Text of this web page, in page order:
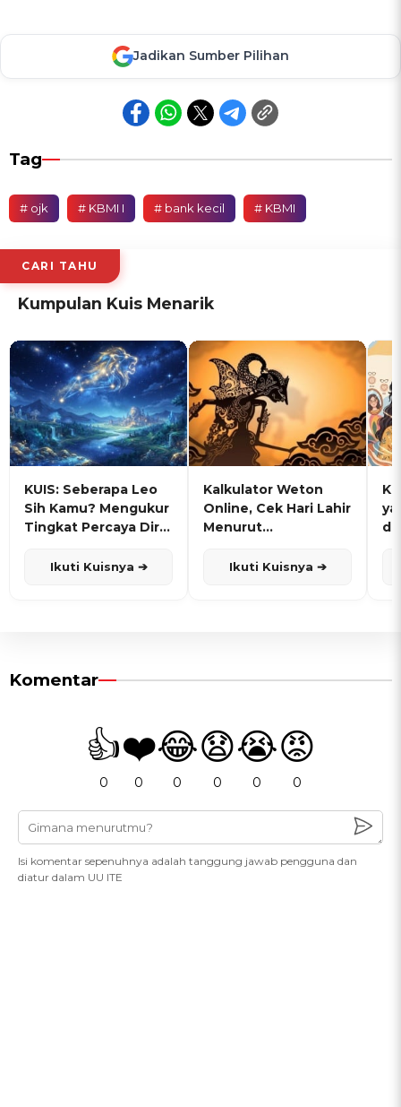
Jadikan Sumber Pilihan
Tag
# ojk # KBMI I # bank kecil # KBMI
CARI TAHU
Kumpulan Kuis Menarik
KUIS: Seberapa Leo
Sih Kamu? Mengukur
Tingkat Percaya Diri
Ikuti Kuisnya ➔
Kalkulator Weton
Online, Cek Hari Lahir
Menurut
Ikuti Kuisnya ➔
Komentar
👍
0
❤️
0
😂
0
😧
0
😭
0
😡
0
Isi komentar sepenuhnya adalah tanggung jawab pengguna dan
diatur dalam UU ITE